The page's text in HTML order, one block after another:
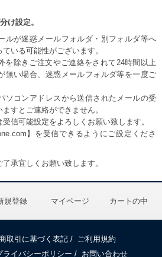
け設定。
ルが迷惑メールフォルダ・別フォルダ等へ
いる可能性がございます。
を除きご注文やご連絡をされて24時間以上
無い場合、迷惑メールフォルダ等を一度ご
ソコンアドレスから送信されたメールの受
すとご連絡ができません。
信可能設定をよろしくお願い致します。
】を受信できるようにご設定くださ
承宜しくお願い致します。
規登録 マイページ カートの中
取引に基づく表記 /
ご利用規約
ライバシーポリシー / お問い合わせ